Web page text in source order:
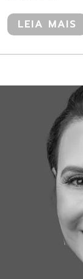
LEIA MAIS